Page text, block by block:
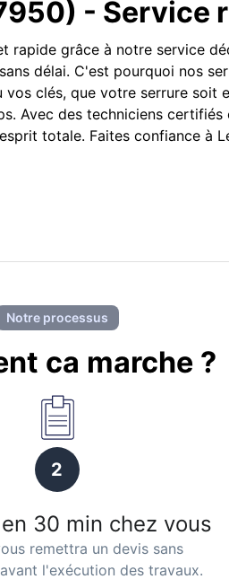
- Service
grâce à notre service
délai. C'est pourquoi nos
clés, que votre serrure soit
Avec des techniciens
totale. Faites confiance à
Notre processus
ca marche ?
2
30 min chez vous
remettra un devis sans
l'exécution des travaux.